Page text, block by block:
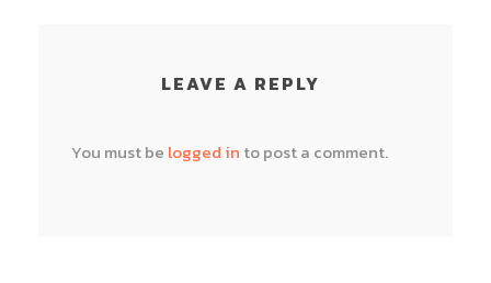
LEAVE A REPLY
You must be logged in to post a comment.